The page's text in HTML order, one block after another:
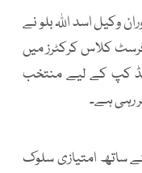
اسد اللہ بلو نے
کلاس کرکٹرز میں
اور ان کی کارکردگی ٹی 20 ورلڈ کپ کے لیے منتخب
رہی ہے۔
ساتھ امتیازی سلوک